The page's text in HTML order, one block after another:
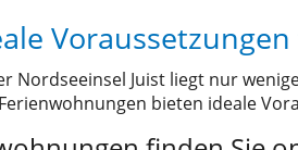
Nordseeinsel Juist liegt nur
bieten ideale